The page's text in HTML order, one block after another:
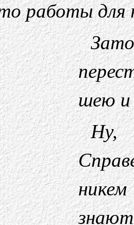
работы для
шею и
Ну,